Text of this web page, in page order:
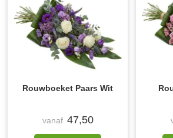
Rouwboeket Paars Wit
vanaf 47,50